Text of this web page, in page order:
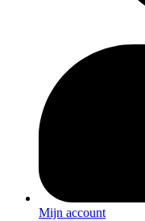
Mijn account